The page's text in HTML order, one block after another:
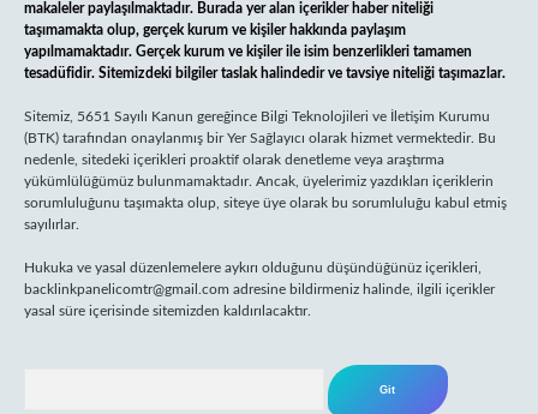
makaleler paylaşılmaktadır. Burada yer alan içerikler haber niteliği
taşımamakta olup, gerçek kurum ve kişiler hakkında paylaşım
yapılmamaktadır. Gerçek kurum ve kişiler ile isim benzerlikleri tamamen
tesadüfidir. Sitemizdeki bilgiler taslak halindedir ve tavsiye niteliği taşımazlar.
Sitemiz, 5651 Sayılı Kanun gereğince Bilgi Teknolojileri ve İletişim Kurumu
(BTK) tarafından onaylanmış bir Yer Sağlayıcı olarak hizmet vermektedir. Bu
nedenle, sitedeki içerikleri proaktif olarak denetleme veya araştırma
yükümlülüğümüz bulunmamaktadır. Ancak, üyelerimiz yazdıkları içeriklerin
sorumluluğunu taşımakta olup, siteye üye olarak bu sorumluluğu kabul etmiş
sayılırlar.
Hukuka ve yasal düzenlemelere aykırı olduğunu düşündüğünüz içerikleri,
backlinkpanelicomtr@gmail.com adresine bildirmeniz halinde, ilgili içerikler
yasal süre içerisinde sitemizden kaldırılacaktır.